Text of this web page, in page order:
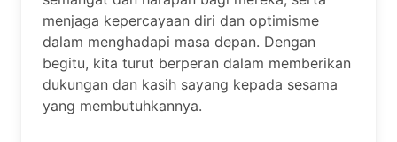
menjaga kepercayaan diri dan optimisme
dalam menghadapi masa depan. Dengan
begitu, kita turut berperan dalam memberikan
dukungan dan kasih sayang kepada sesama
yang membutuhkannya.